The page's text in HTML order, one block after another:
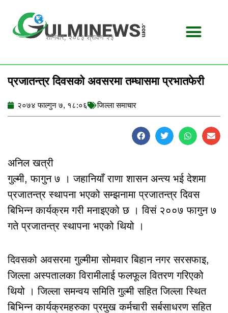
content
शनिबार, २०८३ श्रावण २३
प्रजातन्त्र दिवसको अवसरमा तम्घासमा प्रभातफेरी
२०७४ फाल्गुन ७, १८:०६ जिल्ला समाचार
अनिल खत्री
गुल्मी, फागुन ७ । जहानियाँ राणा शासन अन्त्य भई देशमा
प्रजातन्त्र स्थापना भएको सम्झनामा प्रजातन्त्र दिवस
बिभिन्न कार्यक्रम गरी मनाइएको छ । विसं २००७ फागुन ७
गते प्रजातन्त्र स्थापना भएको थियो ।
दिवसको अवसरमा गुल्मीमा सोमवार बिहान नगर सरसफाइ,
जिल्ला अस्पतालका विरामीलाई फलफूल वितरण गरिएको
थियो । जिल्ला समन्वय समिति गुल्मी सहित जिल्ला स्थित
बिभिन्न कार्यक्रमहरुका प्रमुख कर्मचारी सर्बसाधरण सहित